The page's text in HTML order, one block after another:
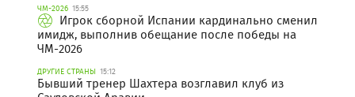
ЧМ-2026 15:55
Игрок сборной Испании кардинально сменил
имидж, выполнив обещание после победы на
ЧМ-2026
ДРУГИЕ СТРАНЫ 15:12
Бывший тренер Шахтера возглавил клуб из